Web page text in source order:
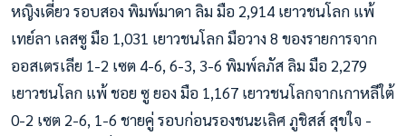
หญิงเดี่ยว รอบสอง พิมพ์มาดา ลิม มือ 2,914 เยาวชนโลก แพ้
เทย์ลา เลสซู มือ 1,031 เยาวชนโลก มือวาง 8 ของรายการจาก
ออสเตรเลีย 1-2 เซต 4-6, 6-3, 3-6 พิมพ์ลภัส ลิม มือ 2,279
เยาวชนโลก แพ้ ชอย ซู ยอง มือ 1,167 เยาวชนโลกจากเกาหลีใต้
0-2 เซต 2-6, 1-6 ชายคู่ รอบก่อนรองชนะเลิศ ภูชิสส์ สุขใจ -